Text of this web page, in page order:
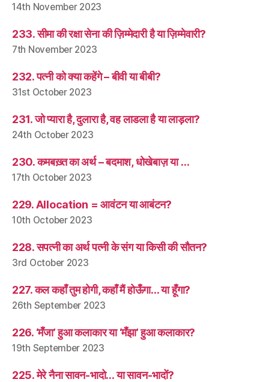
14th November 2023
233. सीमा की रक्षा सेना की ज़िम्मेदारी है या ज़िम्मेवारी?
7th November 2023
232. पत्नी को क्या कहेंगे – बीवी या बीबी?
31st October 2023
231. जो प्यारा है, दुलारा है, वह लाडला है या लाड़ला?
24th October 2023
230. कमबख़्त का अर्थ – बदमाश, धोखेबाज़ या …
17th October 2023
229. Allocation = आवंटन या आबंटन?
10th October 2023
228. सपत्नी का अर्थ पत्नी के संग या किसी की सौतन?
3rd October 2023
227. कल कहाँ तुम होगी, कहाँ मैं होऊँगा… या हूँगा?
26th September 2023
226. ‘मँजा’ हुआ कलाकार या ‘मँझा’ हुआ कलाकार?
19th September 2023
225. मेरे नैना सावन-भादो… या सावन-भादों?